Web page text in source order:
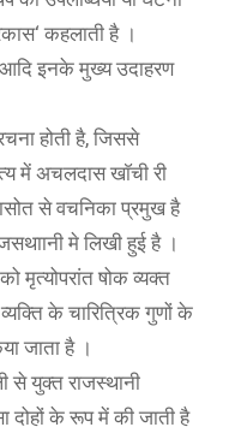
कहलाती है ।
इनके मुख्य उदाहरण
होती है, जिससे
में अचलदास खाॅची री
से वचनिका प्रमुख है
मे लिखी हुई है ।
मृत्योपरांत षोक व्यक्त
के चारित्रिक गुणों के
जाता है ।
से युक्त राजस्थानी
दोहों के रूप में की जाती है